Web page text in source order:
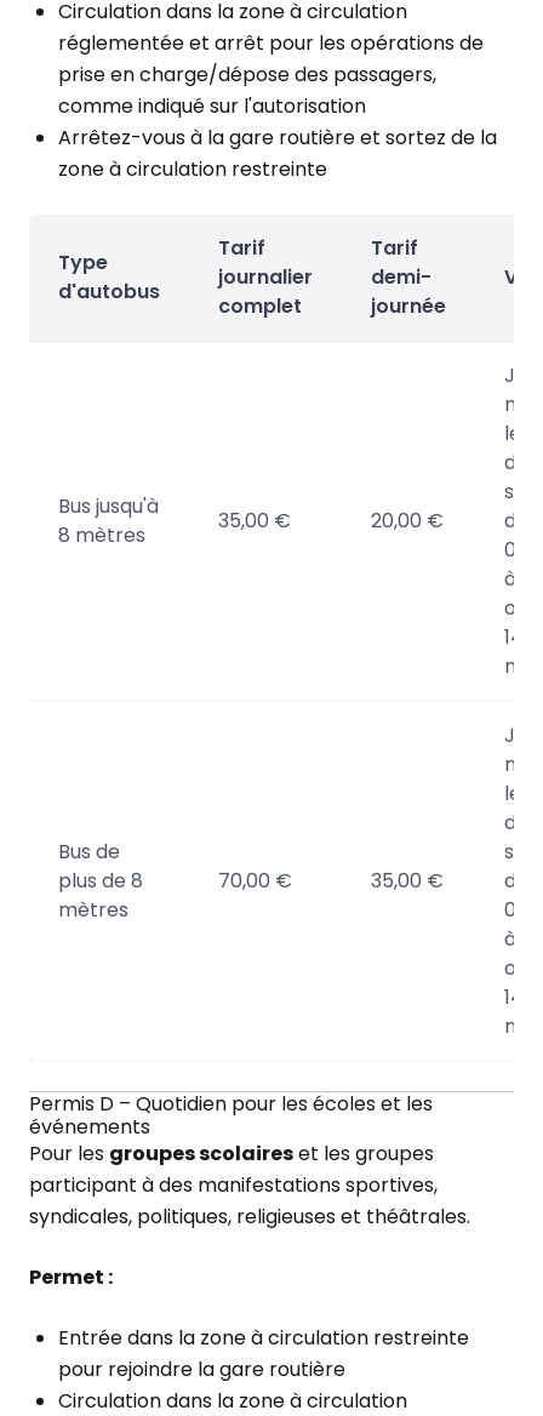
Circulation dans la zone à circulation
réglementée et arrêt pour les opérations de
prise en charge/dépose des passagers,
comme indiqué sur l'autorisation
Arrêtez-vous à la gare routière et sortez de la
zone à circulation restreinte
Type
d'autobus
Tarif
journalier
complet
Tarif
demi-
journée
Bus jusqu'à
8 mètres
35,00 € 20,00 €
le
de
de
à
ou
Bus de
plus de 8
mètres
70,00 € 35,00 €
le
de
de
à
ou
Permis D – Quotidien pour les écoles et les
événements
Pour les groupes scolaireset les groupes
participant à des manifestations sportives,
syndicales, politiques, religieuses et théâtrales.
Permet :
Entrée dans la zone à circulation restreinte
pour rejoindre la gare routière
Circulation dans la zone à circulation